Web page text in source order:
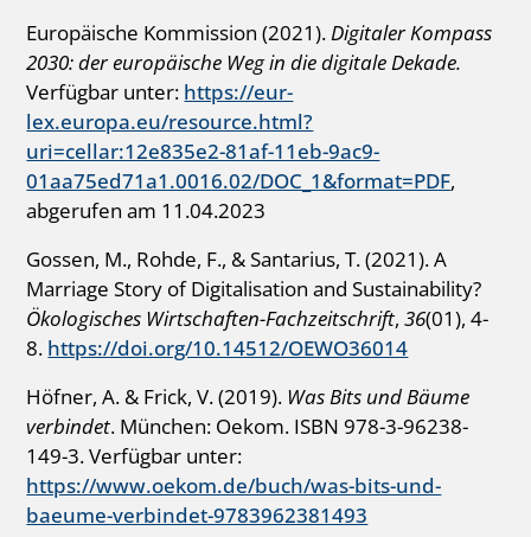
Europäische Kommission (2021).Digitaler Kompass
2030: der europäische Weg in die digitale Dekade.
Verfügbar unter: https://eur-
lex.europa.eu/resource.html?
uri=cellar:12e835e2-81af-11eb-9ac9-
01aa75ed71a1.0016.02/DOC_1&format=PDF,
abgerufen am 11.04.2023
Gossen, M., Rohde, F., & Santarius, T. (2021). A
Marriage Story of Digitalisation and Sustainability?
Ökologisches Wirtschaften-Fachzeitschrift,36(01), 4-
8. https://doi.org/10.14512/OEWO36014
Höfner, A. & Frick, V. (2019). Was Bits und Bäume
verbindet. München: Oekom. ISBN 978-3-96238-
149-3. Verfügbar unter:
https://www.oekom.de/buch/was-bits-und-
baeume-verbindet-9783962381493